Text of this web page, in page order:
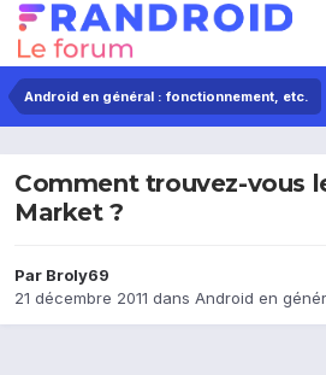
Android en général : fonctionnement, etc.
Comment trouvez-vous
Market ?
Par Broly69
21 décembre 2011 dans Android en